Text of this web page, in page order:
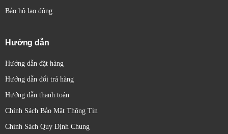
Bảo hộ lao động
Hướng dẫn
Hướng dẫn đặt hàng
Hướng dẫn đổi trả hàng
Hướng dẫn thanh toán
Chính Sách Bảo Mật Thông Tin
Chính Sách Quy Định Chung